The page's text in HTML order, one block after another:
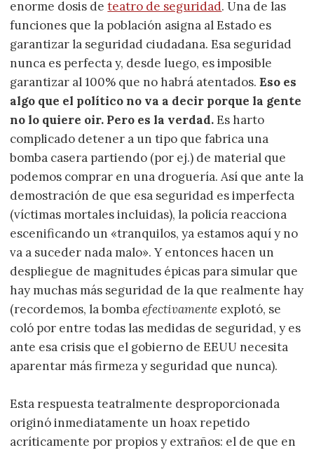
enorme dosis deteatro de seguridad. Una de las
funciones que la población asigna al Estado es
garantizar la seguridad ciudadana. Esa seguridad
nunca es perfecta y, desde luego, es imposible
garantizar al 100% que no habrá atentados.Eso es
algo que el político no va a decir porque la gente
no lo quiere oir. Pero es la verdad.Es harto
complicado detener a un tipo que fabrica una
bomba casera partiendo (por ej.) de material que
podemos comprar en una droguería. Así que ante la
demostración de que esa seguridad es imperfecta
(víctimas mortales incluidas), la policía reacciona
escenificando un «tranquilos, ya estamos aquí y no
va a suceder nada malo». Y entonces hacen un
despliegue de magnitudes épicas para simular que
hay muchas más seguridad de la que realmente hay
(recordemos, la bombaefectivamente explotó, se
coló por entre todas las medidas de seguridad, y es
ante esa crisis que el gobierno de EEUU necesita
aparentar más firmeza y seguridad que nunca).
Esta respuesta teatralmente desproporcionada
originó inmediatamente un hoax repetido
acríticamente por propios y extraños: el de que en